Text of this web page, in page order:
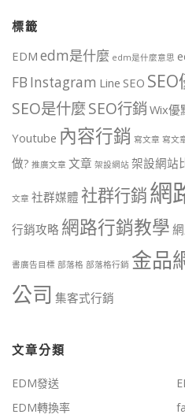
標籤
EDM edm是什麼 edm是什麼意思
FB Instagram Line SEO SEO
SEO是什麼SEO行銷Wix優
Youtube 內容行銷 寫文章 寫文
做? 推廣文章 文章 架設網站 架設網站
文章 社群媒體 社群行銷網
行銷攻略 網路行銷教學
書廣告目標 部落格 部落格行銷 金品
公司 集客式行銷
文章分類
EDM發送
EDM轉換率